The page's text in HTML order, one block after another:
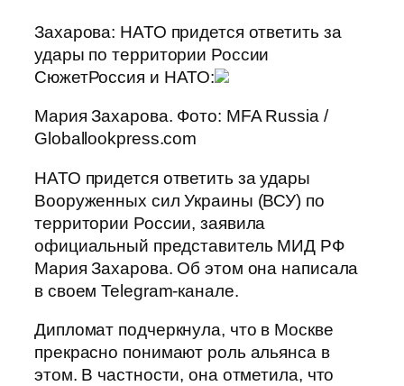
Захарова: НАТО придется ответить за
удары по территории России
СюжетРоссия и НАТО:
Мария Захарова. Фото: MFA Russia /
Globallookpress.com
НАТО придется ответить за удары
Вооруженных сил Украины (ВСУ) по
территории России, заявила
официальный представитель МИД РФ
Мария Захарова. Об этом она написала
в своем Telegram-канале.
Дипломат подчеркнула, что в Москве
прекрасно понимают роль альянса в
этом. В частности, она отметила, что